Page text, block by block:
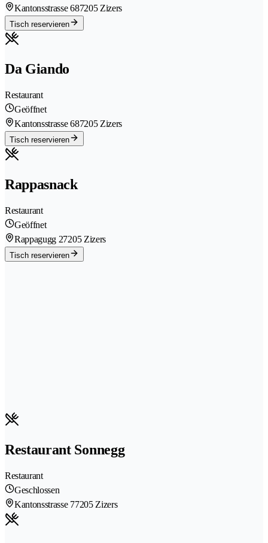
Kantonsstrasse 687205 Zizers
Tisch reservieren
Da Giando
Restaurant
Geöffnet
Kantonsstrasse 687205 Zizers
Tisch reservieren
Rappasnack
Restaurant
Geöffnet
Rappagugg 27205 Zizers
Tisch reservieren
Restaurant Sonnegg
Restaurant
Geschlossen
Kantonsstrasse 77205 Zizers